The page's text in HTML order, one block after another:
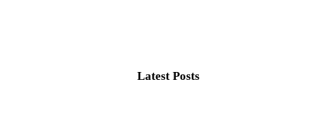
Latest Posts